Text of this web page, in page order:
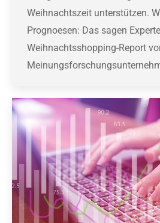
Weihnachtszeit unterstützen.
Prognoesen: Das sagen
Weihnachtsshopping-Report